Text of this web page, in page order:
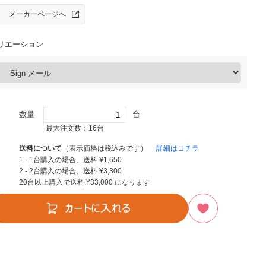
メーカーページへ
エーション
数量 台
最大注文数：16台
送料について （表示価格は税込みです） 詳細はコチラ
1 - 1台購入の場合、送料 ¥1,650
2 - 2台購入の場合、送料 ¥3,300
20台以上購入で送料 ¥33,000 になります